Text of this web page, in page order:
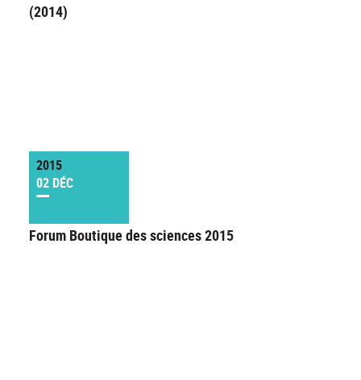
(2014)
2015
02 DÉC
Forum Boutique des sciences 2015